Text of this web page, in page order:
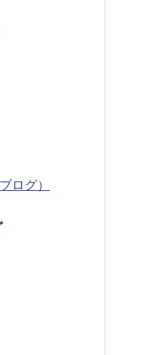
ログ）